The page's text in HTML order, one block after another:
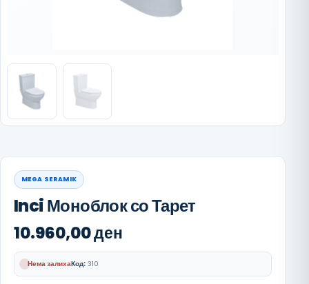
MEGA SERAMIK
Inci Моноблок со Тарет
10.960,00ден
Нема залихаКод: 310